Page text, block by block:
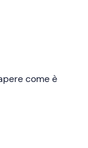
come è